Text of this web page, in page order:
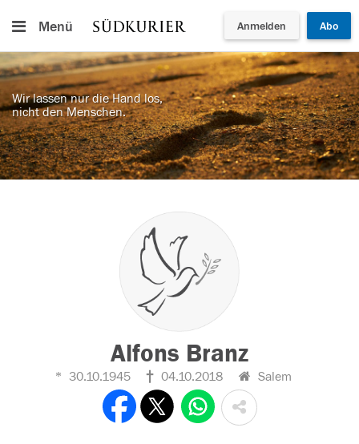
Menü Anmelden Abo
Wir lassen nur die Hand los,
nicht den Menschen.
Alfons Branz
30.10.1945 04.10.2018 Salem